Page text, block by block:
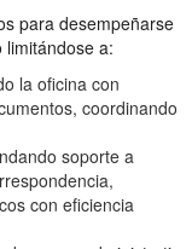
para desempeñarse
a:
la oficina con
coordinando
soporte a
con eficiencia